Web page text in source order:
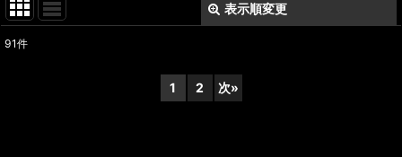
表示順変更
91件
1 2 次»